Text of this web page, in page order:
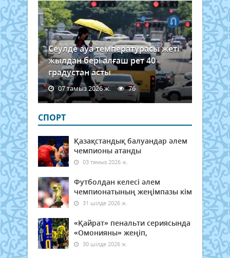
Сеулде ауа температурасы жеті
жылдан бері алғаш рет 40
градустан асты
07 тамыз 2026 ж. 76
СПОРТ
Қазақстандық балуандар әлем
чемпионы атанды
03 тамыз 2026 ж.
Футболдан келесі әлем
чемпионатының жеңімпазы кім
31 шілде 2026 ж.
«Қайрат» пенальти сериясында
«Омонияны» жеңіп,
30 шілде 2026 ж.